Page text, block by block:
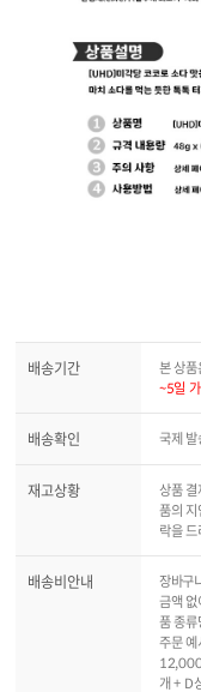
배송기간 본 상
~5일
배송확인 국제
재고상황
상품
품의
락을
배송비안내 장바구
금액
품 종
주문
개 + D